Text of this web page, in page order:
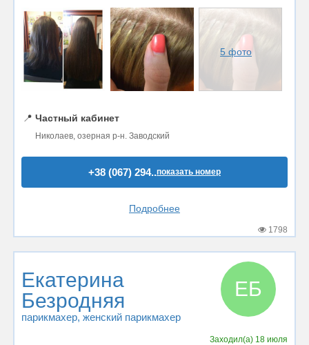
5 фото
📍 Частный кабинет
Николаев, озерная р-н. Заводский
+38 (067) 294..показать номер
Подробнее
1798
Екатерина
Безродняя
парикмахер, женский парикмахер
ЕБ
Заходил(а) 18 июля